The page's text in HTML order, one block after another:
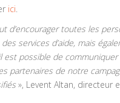
ici.
d’encourager toutes les
services d’aide, mais
est possible de
partenaires de notre
», Levent Altan, directeur